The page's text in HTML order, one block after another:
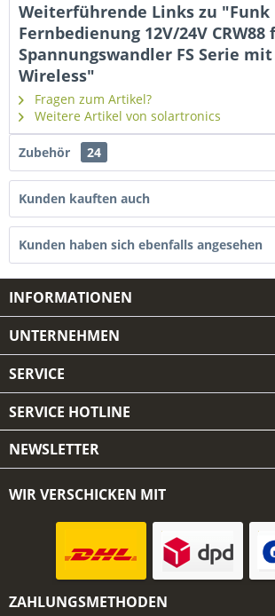
Weiterführende Links zu "Funk
Fernbedienung 12V/24V
Spannungswandler FS Serie
Wireless"
Fragen zum Artikel?
Weitere Artikel von solartronics
Zubehör 24
Kunden kauften auch
Kunden haben sich ebenfalls angesehen
INFORMATIONEN
UNTERNEHMEN
SERVICE
SERVICE HOTLINE
NEWSLETTER
WIR VERSCHICKEN MIT
ZAHLUNGSMETHODEN